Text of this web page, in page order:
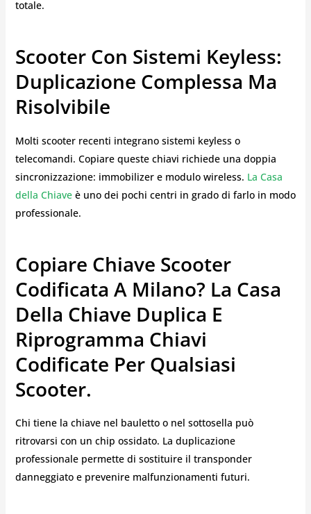
totale.
Scooter Con Sistemi Keyless:
Duplicazione Complessa Ma
Risolvibile
Molti scooter recenti integrano sistemi keyless o
telecomandi. Copiare queste chiavi richiede una doppia
sincronizzazione: immobilizer e modulo wireless. La Casa
della Chiave è uno dei pochi centri in grado di farlo in modo
professionale.
Copiare Chiave Scooter
Codificata A Milano? La Casa
Della Chiave Duplica E
Riprogramma Chiavi
Codificate Per Qualsiasi
Scooter.
Chi tiene la chiave nel bauletto o nel sottosella può
ritrovarsi con un chip ossidato. La duplicazione
professionale permette di sostituire il transponder
danneggiato e prevenire malfunzionamenti futuri.